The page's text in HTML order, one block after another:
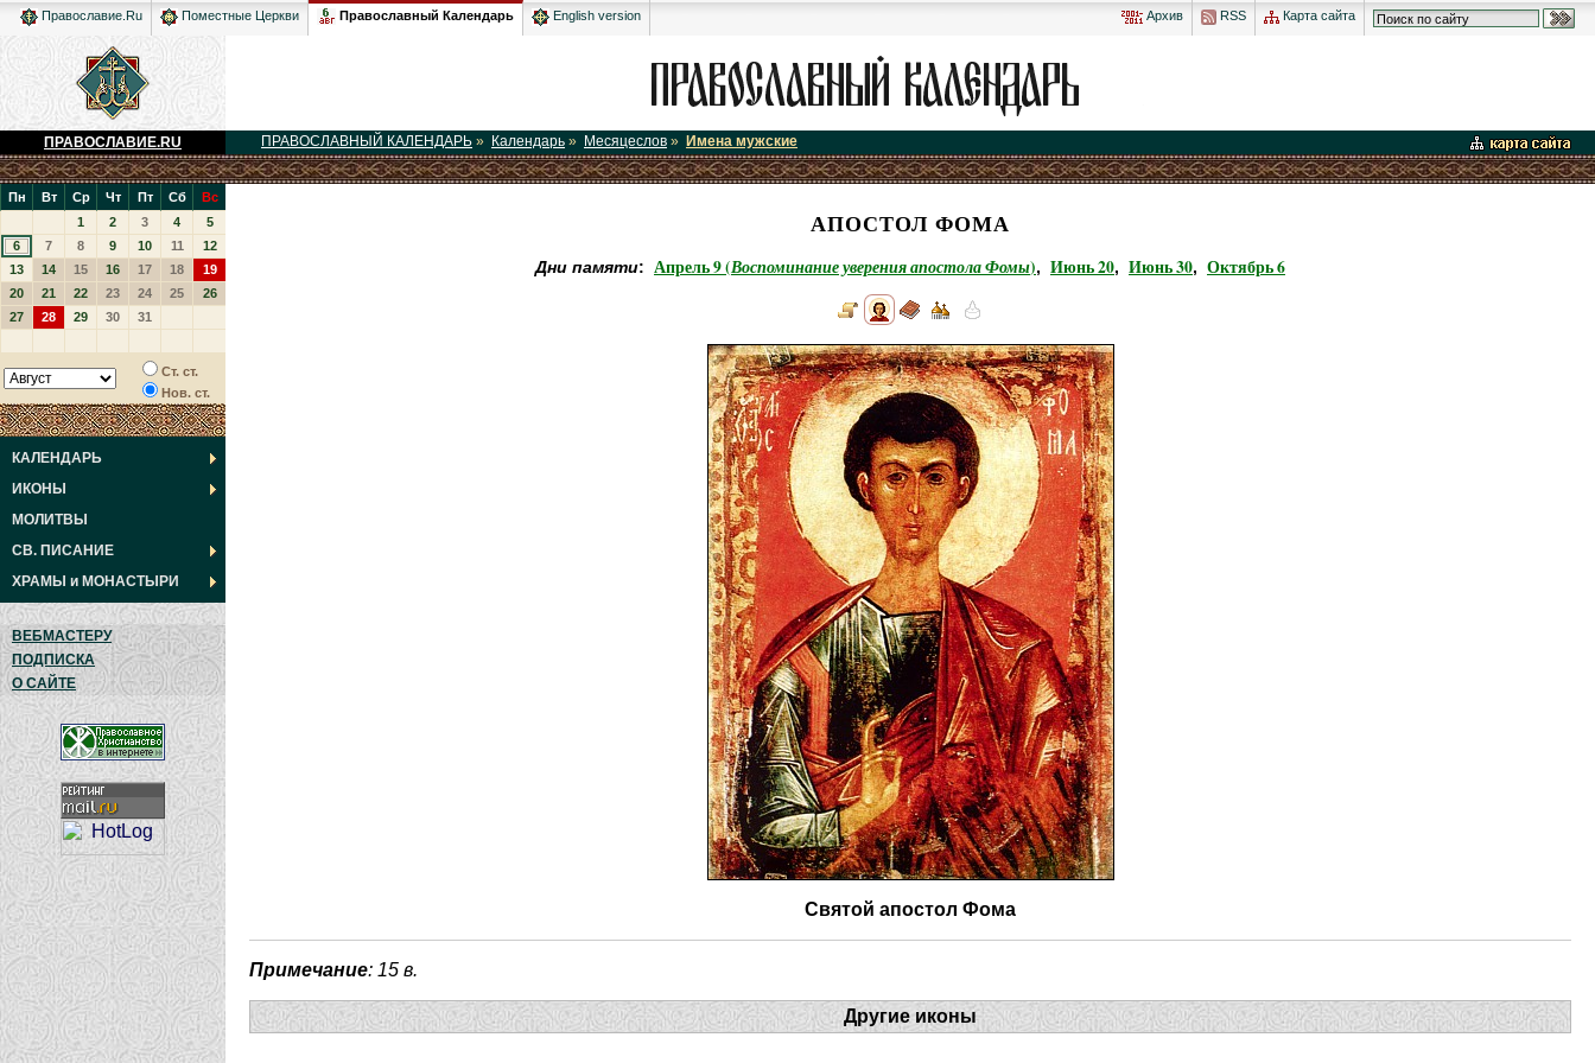
Архив RSS Карта сайта
Православие.Ru Поместные Церкви Православный Календарь English version
ПРАВОСЛАВИЕ.RU ПРАВОСЛАВНЫЙ КАЛЕНДАРЬ » Календарь » Месяцеслов » Имена мужские
Пн Вт Ср Чт Пт Сб
Вс
1
2 3 4
5
6
7 8 9 10 11
12
13
14 15 16 17 18
19
20
21 22 23 24 25
26
27
28 29 30 31
Ст. ст.
Нов. ст.
КАЛЕНДАРЬ
ИКОНЫ
МОЛИТВЫ
СВ. ПИСАНИЕ
ХРАМЫ и МОНАСТЫРИ
ВЕБМАСТЕРУ
ПОДПИСКА
О САЙТЕ
АПОСТОЛ ФОМА
Дни памяти: Апрель 9 (Воспоминание уверения апостола Фомы), Июнь 20, Июнь 30, Октябрь 6
Святой апостол Фома
Примечание: 15 в.
Другие иконы